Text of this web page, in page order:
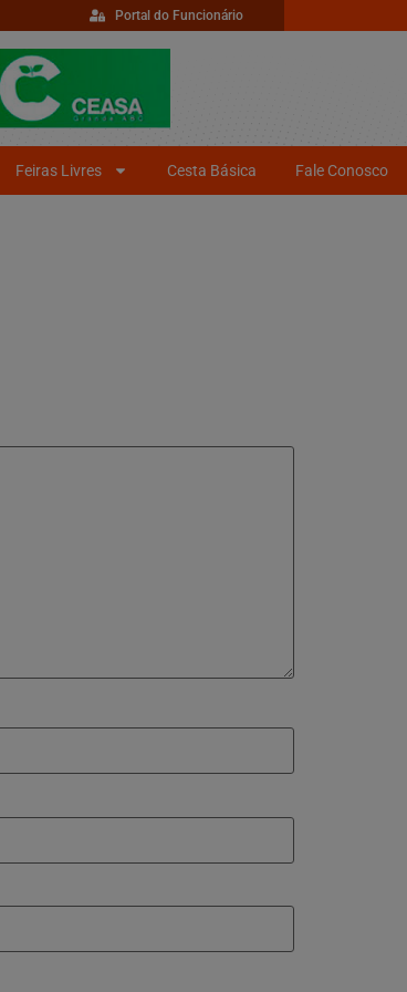
Portal do Funcionário
Feiras Livres Cesta Básica Fale Conosco